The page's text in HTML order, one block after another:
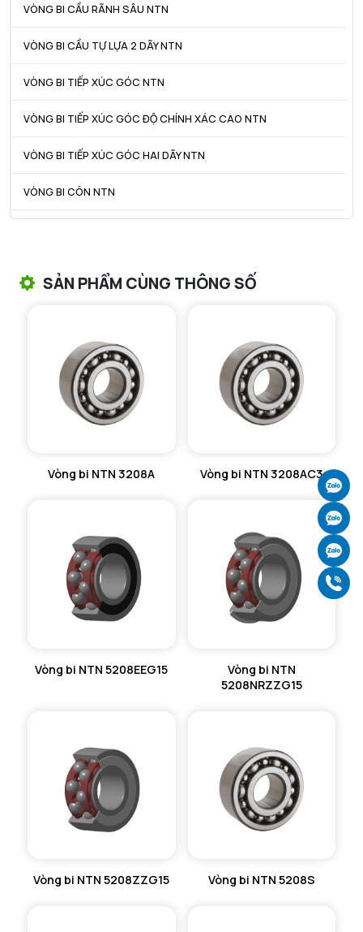
VÒNG BI CẦU RÃNH SÂU NTN
VÒNG BI CẦU TỰ LỰA 2 DÃY NTN
VÒNG BI TIẾP XÚC GÓC NTN
VÒNG BI TIẾP XÚC GÓC ĐỘ CHÍNH XÁC CAO NTN
VÒNG BI TIẾP XÚC GÓC HAI DÃY NTN
VÒNG BI CÔN NTN
VÒNG BI KIM NTN
VÒNG BI CHẶN TRỤC NTN
VÒNG BI LĂN TRỤ ĐẨY NTN
GỐI ĐỠ 2 NỬA NTN
MÁY GIA NHIỆT NTN
SẢN PHẨM CÙNG THÔNG SỐ
Vòng bi NTN 3208A Vòng bi NTN 3208AC3
Vòng bi NTN 5208EEG15
Vòng bi NTN
5208NRZZG15
Vòng bi NTN 5208ZZG15 Vòng bi NTN 5208S